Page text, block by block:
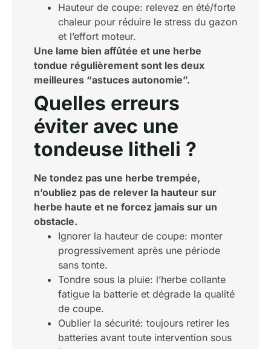
Hauteur de coupe: relevez en été/forte
chaleur pour réduire le stress du gazon
et l’effort moteur.
Une lame bien affûtée et une herbe
tondue régulièrement sont les deux
meilleures “astuces autonomie”.
Quelles erreurs
éviter avec une
tondeuse litheli ?
Ne tondez pas une herbe trempée,
n’oubliez pas de relever la hauteur sur
herbe haute et ne forcez jamais sur un
obstacle.
Ignorer la hauteur de coupe: monter
progressivement après une période
sans tonte.
Tondre sous la pluie: l’herbe collante
fatigue la batterie et dégrade la qualité
de coupe.
Oublier la sécurité: toujours retirer les
batteries avant toute intervention sous